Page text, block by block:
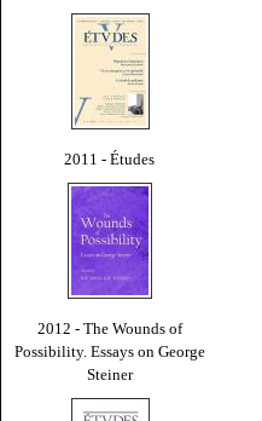
2011 - Études
2012 - The Wounds of
Possibility. Essays on George
Steiner